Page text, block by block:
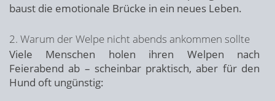
baust die emotionale Brücke in ein neues Leben.
2. Warum der Welpe nicht abends ankommen sollte
Viele Menschen holen ihren Welpen nach
Feierabend ab – scheinbar praktisch, aber für den
Hund oft ungünstig: